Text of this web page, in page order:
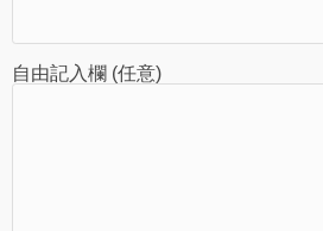
自由記入欄 (任意)